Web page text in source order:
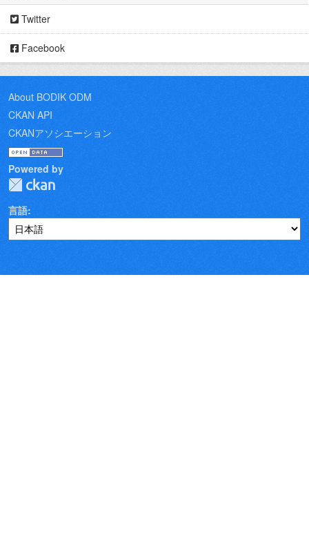
Twitter
Facebook
About BODIK ODM
CKAN API
CKANアソシエーション
Powered by
言語